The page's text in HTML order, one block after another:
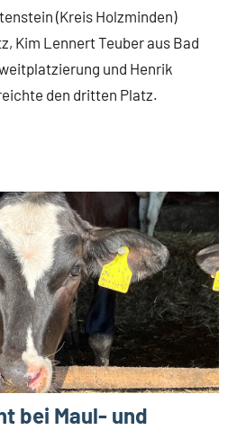
(Kreis Holzminden)
Kim Lennert Teuber aus Bad
und Henrik
den dritten Platz.
bei Maul- und